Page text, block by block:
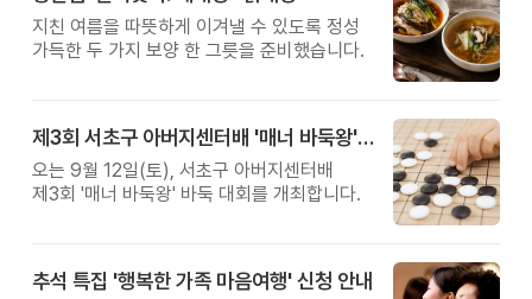
지친 여름을 따뜻하게 이겨낼 수 있도록 정성
가득한 두 가지 보양 한 그릇을 준비했습니다.
제3회 서초구 아버지센터배 '매너 바둑왕' 대회
오는 9월 12일(토), 서초구 아버지센터배
제3회 '매너 바둑왕' 바둑 대회를 개최합니다.
추석 특집 '행복한 가족 마음여행' 신청 안내